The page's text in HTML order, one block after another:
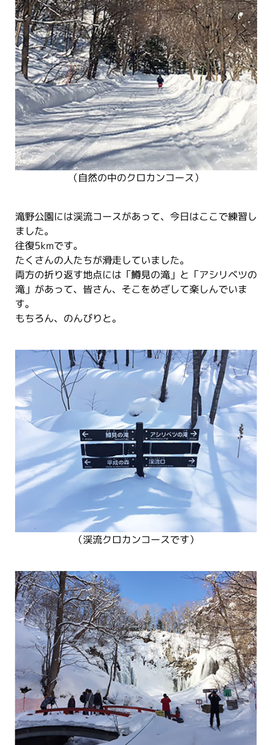
（自然の中のクロカンコース）
滝野公園には渓流コースがあって、今日はここで練習し
ました。
往復5kmです。
たくさんの人たちが滑走していました。
両方の折り返す地点には「鱒見の滝」と「アシリベツの
滝」があって、皆さん、そこをめざして楽しんでいま
す。
もちろん、のんびりと。
（渓流クロカンコースです）